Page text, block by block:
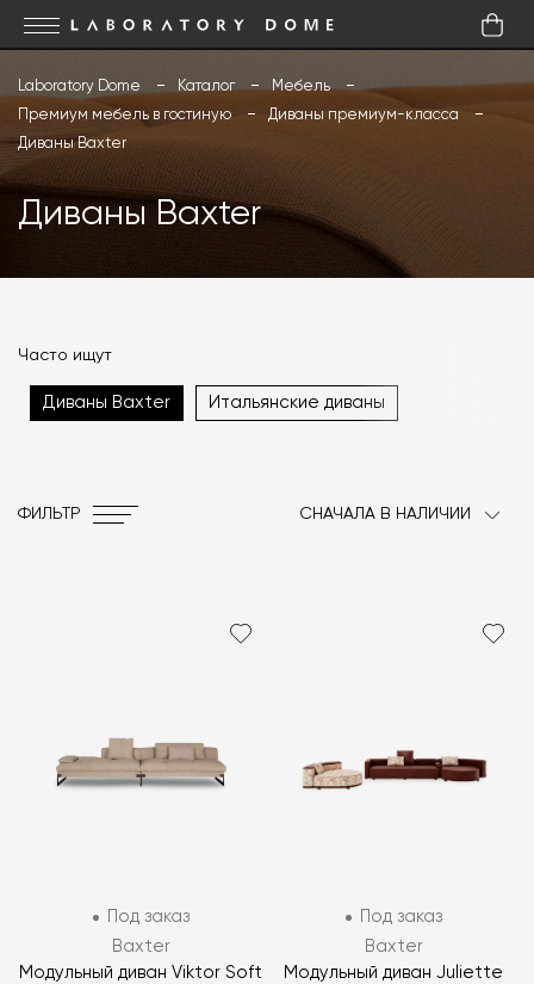
Laboratory Dome Каталог
Мебель
Премиум мебель в гостиную
Диваны премиум-класса
Диваны Baxter
Диваны Baxter
Часто ищут
Итальянские диваны
Диваны Baxter
ФИЛЬТР СНАЧАЛА В НАЛИЧИИ
Под заказ
Baxter
Модульный диван Viktor Soft
Под заказ
Baxter
Модульный диван Juliette